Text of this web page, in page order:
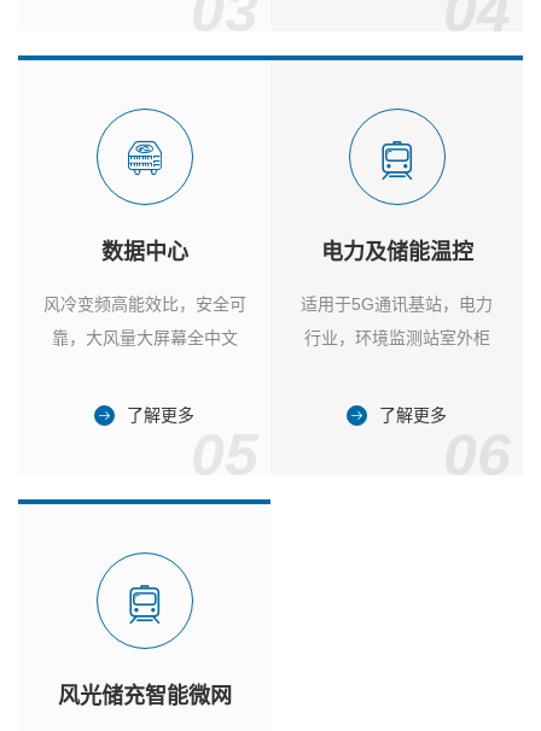
数据中心
风冷变频高能效比，安全可
靠，大风量大屏幕全中文
了解更多
电力及储能温控
适用于5G通讯基站，电力
行业，环境监测站室外柜
了解更多
风光储充智能微网